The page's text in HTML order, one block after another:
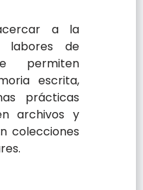
a la
labores de
permiten
escrita,
prácticas
archivos y
colecciones